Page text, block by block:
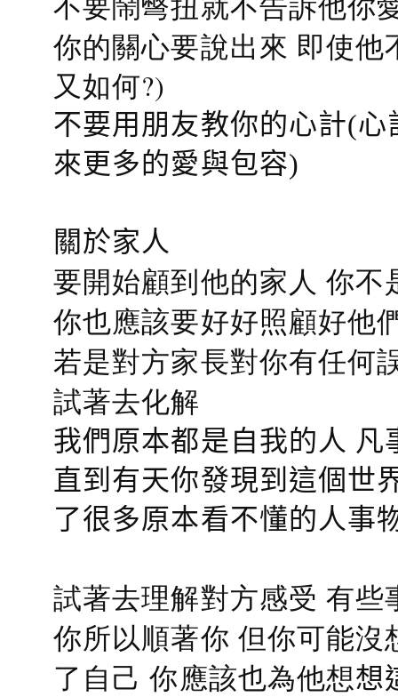
你的關心要說出來 即使
又如何?)
不要用朋友教你的心計(
來更多的愛與包容)
關於家人
要開始顧到他的家人 你
你也應該要好好照顧好他
若是對方家長對你有任何
試著去化解
我們原本都是自我的人
直到有天你發現到這個世
了很多原本看不懂的人事
試著去理解對方感受 有
你所以順著你 但你可能
了自己 你應該也為他想想